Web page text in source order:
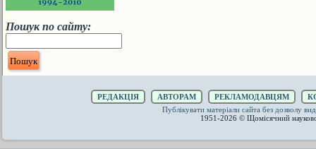
Пошук по сайту:
РЕДАКЦІЯ АВТОРАМ РЕКЛАМОДАВЦЯМ
Публікувати матеріали сайта без дозволу
1951-2026 © Щомісячний